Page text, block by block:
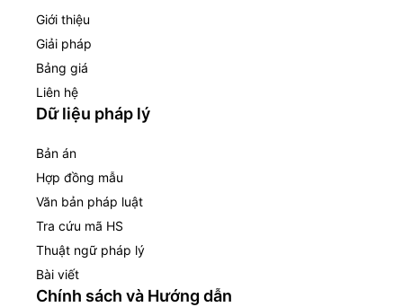
Giới thiệu
Giải pháp
Bảng giá
Liên hệ
Dữ liệu pháp lý
Bản án
Hợp đồng mẫu
Văn bản pháp luật
Tra cứu mã HS
Thuật ngữ pháp lý
Bài viết
Chính sách và Hướng dẫn